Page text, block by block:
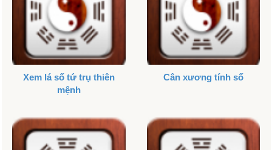
Xem lá số tứ trụ thiên
mệnh
Cân xương tính số